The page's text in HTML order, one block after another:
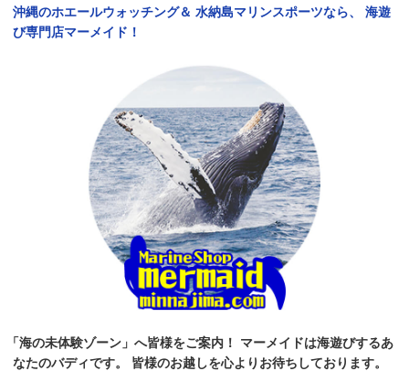
沖縄のホエールウォッチング＆ 水納島マリンスポーツなら、
海遊
び専門店マーメイド！
「海の未体験ゾーン」へ皆様をご案内！
マーメイドは海遊びするあ
なたのバディです。
皆様のお越しを心よりお待ちしております。